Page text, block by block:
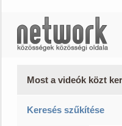
Most a videók közt
Keresés szűkítése